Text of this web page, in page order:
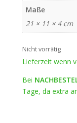
Maße
21 × 11 × 4 cm
Nicht vorrätig
Lieferzeit wenn
Bei
Tage, da extra